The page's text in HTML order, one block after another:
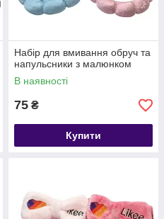
Набір для вмивання обруч та
напульсники з малюнком
В наявності
75 ₴
Купити